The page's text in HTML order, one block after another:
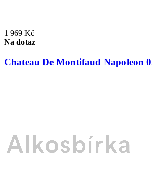
1 969 Kč
Na dotaz
Chateau De Montifaud Napoleon